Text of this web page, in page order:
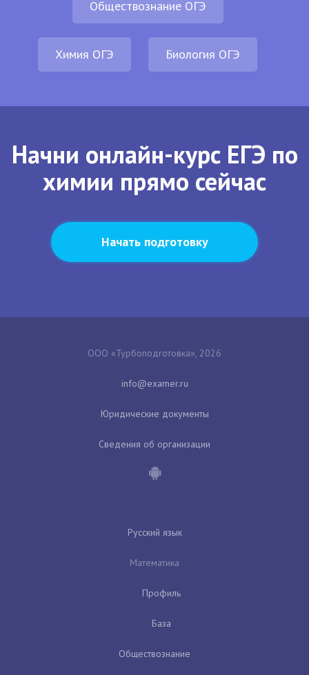
Обществознание ОГЭ
Химия ОГЭ Биология ОГЭ
Начни онлайн-курс ЕГЭ по
химии прямо сейчас
Начать подготовку
ООО «Турбоподготовка», 2026
Юридические документы
Сведения об организации
Русский язык
Математика
Профиль
База
Обществознание